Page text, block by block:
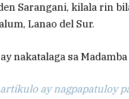
Sarangani, kilala rin
Lanao del Sur.
nakatalaga sa
ay nagpapatuloy